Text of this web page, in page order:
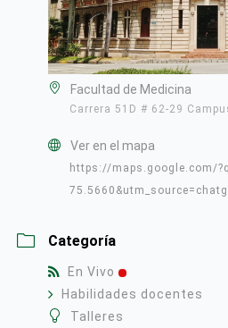
Facultad de Medicina
Carrera 51D # 62-29
Ver en el mapa
https://maps.google.com/
Categoría
En Vivo
Habilidades docentes
Talleres